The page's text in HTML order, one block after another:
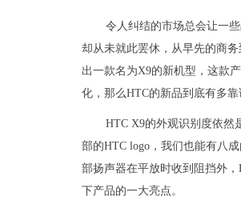
令人纠结的市场总会让一
却从未就此罢休，从早先的商
出一款名为X9的新机型，这款
化，那么HTC的新品到底有多
HTC X9的外观识别度依然
部的HTC logo，我们也能有八
部扬声器在平放时收到阻挡外
下产品的一大亮点。